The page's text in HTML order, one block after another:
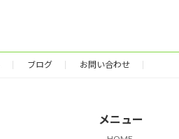
ブログ お問い合わせ
メニュー